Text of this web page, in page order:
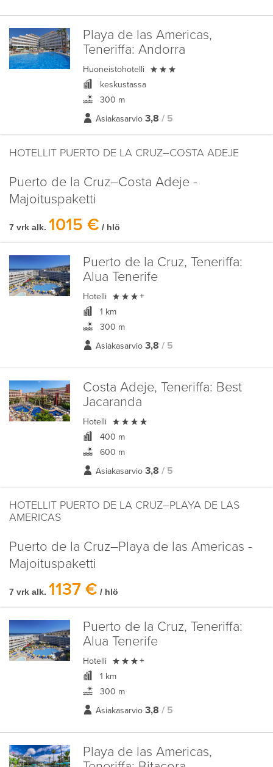
Playa de las Americas,
Teneriffa: Andorra
Huoneistohotelli 
keskustassa
300 m
Asiakasarvio 3,8 / 5
HOTELLIT PUERTO DE LA CRUZ–COSTA ADEJE
Puerto de la Cruz–Costa Adeje -
Majoituspaketti
7 vrk alk. 1015 € / hlö
Puerto de la Cruz, Teneriffa:
Alua Tenerife
Hotelli  +
1 km
300 m
Asiakasarvio 3,8 / 5
Costa Adeje, Teneriffa: Best
Jacaranda
Hotelli 
400 m
600 m
Asiakasarvio 3,8 / 5
HOTELLIT PUERTO DE LA CRUZ–PLAYA DE LAS
AMERICAS
Puerto de la Cruz–Playa de las Americas -
Majoituspaketti
7 vrk alk. 1137 € / hlö
Puerto de la Cruz, Teneriffa:
Alua Tenerife
Hotelli  +
1 km
300 m
Asiakasarvio 3,8 / 5
Playa de las Americas,